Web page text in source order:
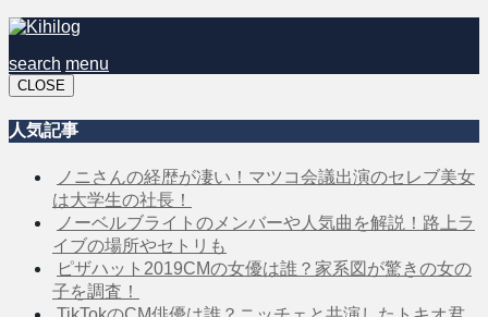
search menu
CLOSE
人気記事
ノニさんの経歴が凄い！マツコ会議出演のセレブ美女
は大学生の社長！
ノーベルブライトのメンバーや人気曲を解説！路上ラ
イブの場所やセトリも
ピザハット2019CMの女優は誰？家系図が驚きの女の
子を調査！